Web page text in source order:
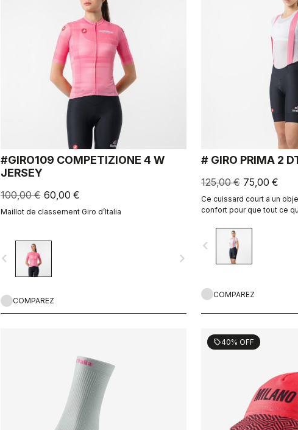
#GIRO109 COMPETIZIONE 4 W
JERSEY
100,00 € 60,00 €
Maillot de classement Giro d’Italia
navigate_before navigate_next
COMPAREZ
# GIRO PRIMA 2
125,00 € 75,00 €
Ce cuissard court a un
confort pour que tout ce
navigate_before
COMPAREZ
sell40% OFF